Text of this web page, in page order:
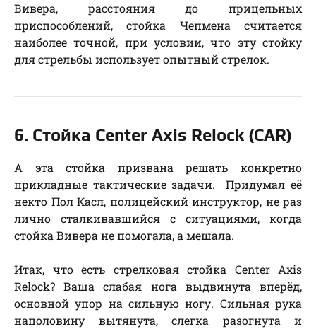
Вивера, расстояния до прицельных
приспособлений, стойка Чепмена считается
наиболее точной, при условии, что эту стойку
для стрельбы использует опытный стрелок.
6. Стойка Center Axis Relock (CAR)
А эта стойка призвана решать конкретно
прикладные тактические задачи. Придумал её
некто Пол Касл, полицейский инструктор, не раз
лично сталкивавшийся с ситуациями, когда
стойка Вивера не помогала, а мешала.
Итак, что есть стрелковая стойка Center Axis
Relock? Ваша слабая нога выдвинута вперёд,
основной упор на сильную ногу. Сильная рука
наполовину вытянута, слегка разогнута и